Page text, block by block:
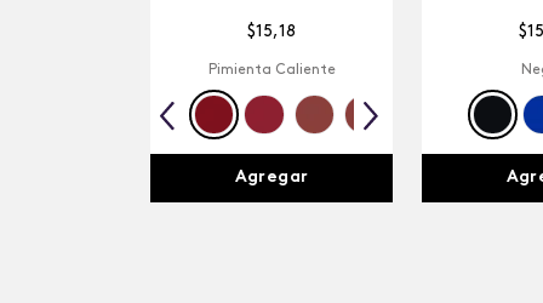
$15,18
Pimienta Caliente
Agregar
$15